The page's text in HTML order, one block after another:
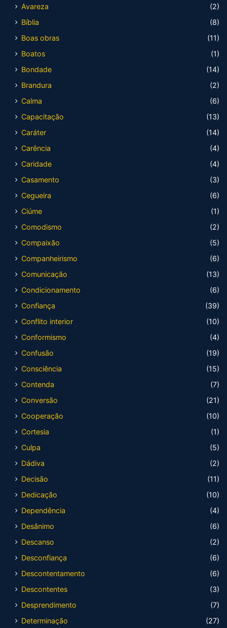
Avareza
(2)
Bíblia
(8)
Boas obras
(11)
Boatos
(1)
Bondade
(14)
Brandura
(2)
Calma
(6)
Capacitação
(13)
Caráter
(14)
Carência
(4)
Caridade
(4)
Casamento
(3)
Cegueira
(6)
Ciúme
(1)
Comodismo
(2)
Compaixão
(5)
Companheirismo
(6)
Comunicação
(13)
Condicionamento
(6)
Confiança
(39)
Conflito interior
(10)
Conformismo
(4)
Confusão
(19)
Consciência
(15)
Contenda
(7)
Conversão
(21)
Cooperação
(10)
Cortesia
(1)
Culpa
(5)
Dádiva
(2)
Decisão
(11)
Dedicação
(10)
Dependência
(4)
Desânimo
(6)
Descanso
(2)
Desconfiança
(6)
Descontentamento
(6)
Descontentes
(3)
Desprendimento
(7)
Determinação
(27)